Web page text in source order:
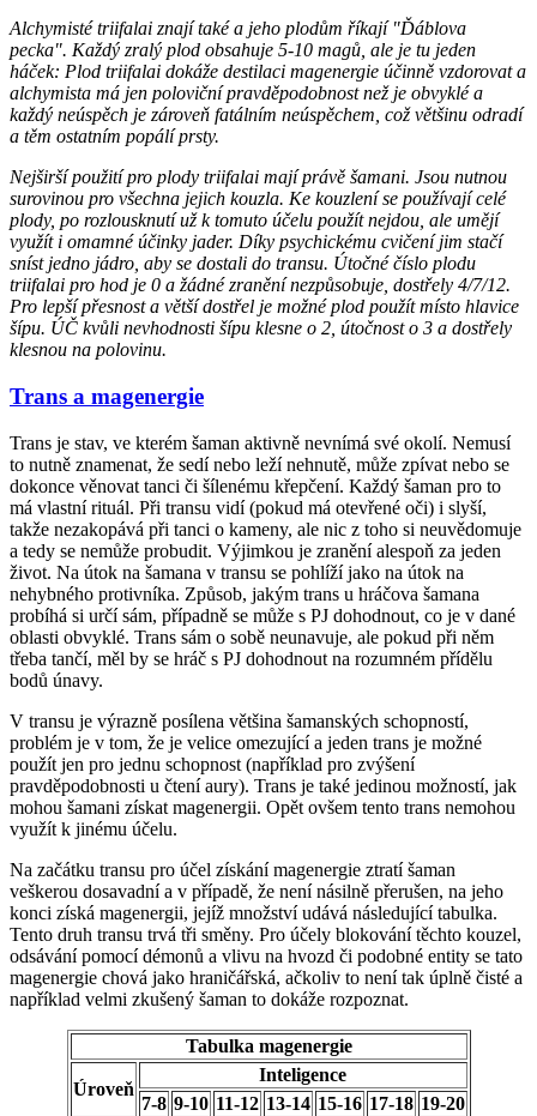
Alchymisté triifalai znají také a jeho plodům říkají "Ďáblova
pecka". Každý zralý plod obsahuje 5-10 magů, ale je tu jeden
háček: Plod triifalai dokáže destilaci magenergie účinně vzdorovat a
alchymista má jen poloviční pravděpodobnost než je obvyklé a
každý neúspěch je zároveň fatálním neúspěchem, což většinu odradí
a těm ostatním popálí prsty.
Nejširší použití pro plody triifalai mají právě šamani. Jsou nutnou
surovinou pro všechna jejich kouzla. Ke kouzlení se používají celé
plody, po rozlousknutí už k tomuto účelu použít nejdou, ale umějí
využít i omamné účinky jader. Díky psychickému cvičení jim stačí
sníst jedno jádro, aby se dostali do transu. Útočné číslo plodu
triifalai pro hod je 0 a žádné zranění nezpůsobuje, dostřely 4/7/12.
Pro lepší přesnost a větší dostřel je možné plod použít místo hlavice
šípu. ÚČ kvůli nevhodnosti šípu klesne o 2, útočnost o 3 a dostřely
klesnou na polovinu.
Trans a magenergie
Trans je stav, ve kterém šaman aktivně nevnímá své okolí. Nemusí
to nutně znamenat, že sedí nebo leží nehnutě, může zpívat nebo se
dokonce věnovat tanci či šílenému křepčení. Každý šaman pro to
má vlastní rituál. Při transu vidí (pokud má otevřené oči) i slyší,
takže nezakopává při tanci o kameny, ale nic z toho si neuvědomuje
a tedy se nemůže probudit. Výjimkou je zranění alespoň za jeden
život. Na útok na šamana v transu se pohlíží jako na útok na
nehybného protivníka. Způsob, jakým trans u hráčova šamana
probíhá si určí sám, případně se může s PJ dohodnout, co je v dané
oblasti obvyklé. Trans sám o sobě neunavuje, ale pokud při něm
třeba tančí, měl by se hráč s PJ dohodnout na rozumném přídělu
bodů únavy.
V transu je výrazně posílena většina šamanských schopností,
problém je v tom, že je velice omezující a jeden trans je možné
použít jen pro jednu schopnost (například pro zvýšení
pravděpodobnosti u čtení aury). Trans je také jedinou možností, jak
mohou šamani získat magenergii. Opět ovšem tento trans nemohou
využít k jinému účelu.
Na začátku transu pro účel získání magenergie ztratí šaman
veškerou dosavadní a v případě, že není násilně přerušen, na jeho
konci získá magenergii, jejíž množství udává následující tabulka.
Tento druh transu trvá tři směny. Pro účely blokování těchto kouzel,
odsávání pomocí démonů a vlivu na hvozd či podobné entity se tato
magenergie chová jako hraničářská, ačkoliv to není tak úplně čisté a
například velmi zkušený šaman to dokáže rozpoznat.
Tabulka magenergie
Úroveň
Inteligence
7-8 9-10 11-12 13-14 15-16 17-18 19-20